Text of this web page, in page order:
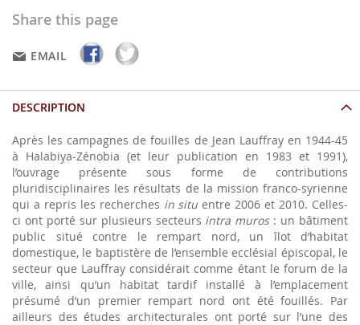
Share this page
EMAIL
DESCRIPTION
Après les campagnes de fouilles de Jean Lauffray en 1944-45
à Halabiya-Zénobia (et leur publication en 1983 et 1991),
l’ouvrage présente sous forme de contributions
pluridisciplinaires les résultats de la mission franco-syrienne
qui a repris les recherches in situ entre 2006 et 2010. Celles-
ci ont porté sur plusieurs secteurs intra muros: un bâtiment
public situé contre le rempart nord, un îlot d’habitat
domestique, le baptistère de l’ensemble ecclésial épiscopal, le
secteur que Lauffray considérait comme étant le forum de la
ville, ainsi qu’un habitat tardif installé à l’emplacement
présumé d’un premier rempart nord ont été fouillés. Par
ailleurs des études architecturales ont porté sur l’une des